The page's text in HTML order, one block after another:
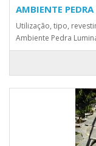
AMBIENTE
Utilização, tipo,
Ambiente Pedra